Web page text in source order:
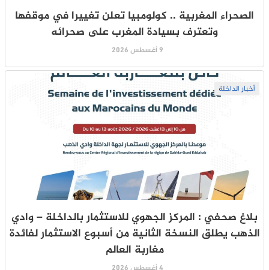
الصحراء المغربية .. كولومبيا تعلن تغييرا في موقفها
وتعترف بسيادة المغرب على صحرائه
9 أغسطس 2026
أخبار الداخلة
بلاغ صحفي : المركز الجهوي للاستثمار بالداخلة – وادي
الذهب يطلق النسخة الثانية من أسبوع الاستثمار لفائدة
مغاربة العالم